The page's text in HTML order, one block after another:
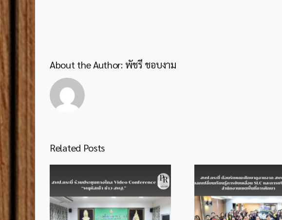
ขนาด
เล็ก
About the Author: พัชรี ชอบงาม
Related Posts
ะชุมทาง
สพป.กระบี่ ต้อนรับคณะ
ศึกษาดูงานจาก สพป.พังงา
แลกเปลี่ยนเรียนรู้การขับ
สพป.กระบี่ ปร
แนวทางวัดระดั